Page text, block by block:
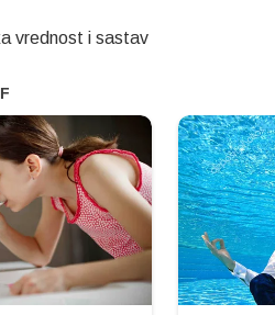
vrednost i sastav